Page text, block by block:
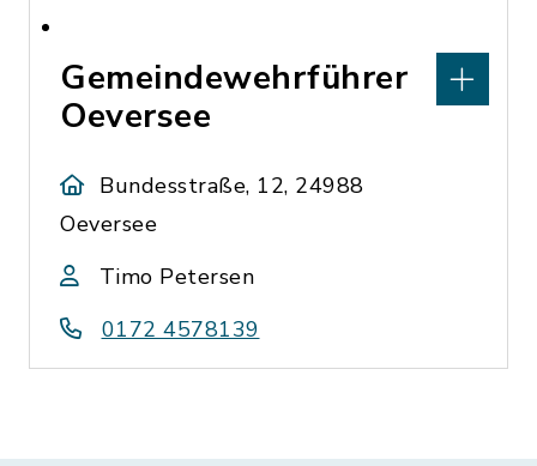
Gemeindewehrführer
Oeversee
Bundesstraße, 12, 24988
Oeversee
Timo Petersen
0172 4578139